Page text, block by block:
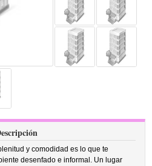
y comodidad es lo que te
desenfado e informal. Un lugar